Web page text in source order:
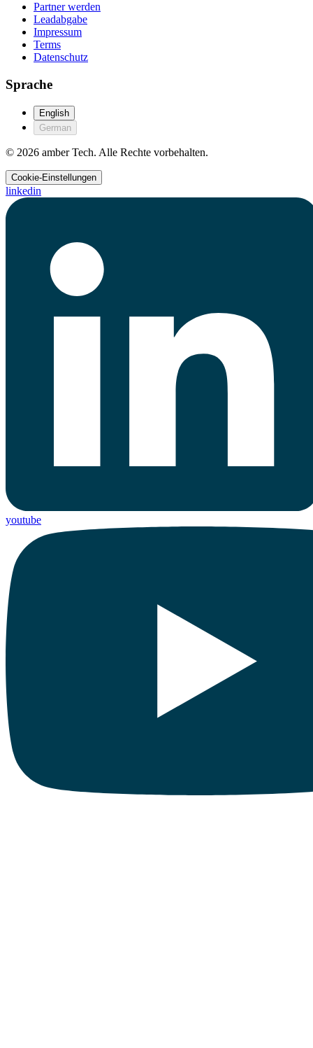
Partner werden
Leadabgabe
Impressum
Terms
Datenschutz
Sprache
English
German
© 2026 amber Tech. Alle Rechte vorbehalten.
Cookie-Einstellungen
linkedin
youtube